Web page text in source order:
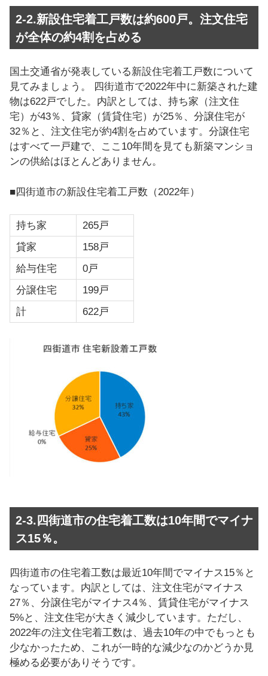
2-2.新設住宅着工戸数は約600戸。注文住宅
が全体の約4割を占める
国土交通省が発表している新設住宅着工戸数について
見てみましょう。 四街道市で2022年中に新築された建
物は622戸でした。内訳としては、持ち家（注文住
宅）が43％、貸家（賃貸住宅）が25％、分譲住宅が
32％と、注文住宅が約4割を占めています。分譲住宅
はすべて一戸建で、ここ10年間を見ても新築マンショ
ンの供給はほとんどありません。
■四街道市の新設住宅着工戸数（2022年）
持ち家
265戸
貸家
158戸
給与住宅
0戸
分譲住宅
199戸
計
622戸
2-3.四街道市の住宅着工数は10年間でマイナ
ス15％。
四街道市の住宅着工数は最近10年間でマイナス15％と
なっています。内訳としては、注文住宅がマイナス
27％、分譲住宅がマイナス4％、賃貸住宅がマイナス
5%と、注文住宅が大きく減少しています。ただし、
2022年の注文住宅着工数は、過去10年の中でもっとも
少なかったため、これが一時的な減少なのかどうか見
極める必要がありそうです。